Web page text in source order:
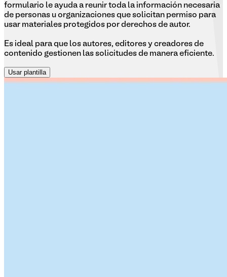
formulario le ayuda a reunir toda la información necesaria
de personas u organizaciones que solicitan permiso para
usar materiales protegidos por derechos de autor.
Es ideal para que los autores, editores y creadores de
contenido gestionen las solicitudes de manera eficiente.
Usar plantilla